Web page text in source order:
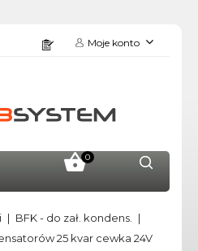
Moje konto
0
BFK - do zał. kondens.
25 kvar cewka 24V